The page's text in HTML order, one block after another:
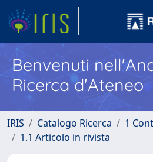
Benvenuti
Ricerca d'Ateneo
IRIS Catalogo Ricerca
1
1.1 Articolo in rivista